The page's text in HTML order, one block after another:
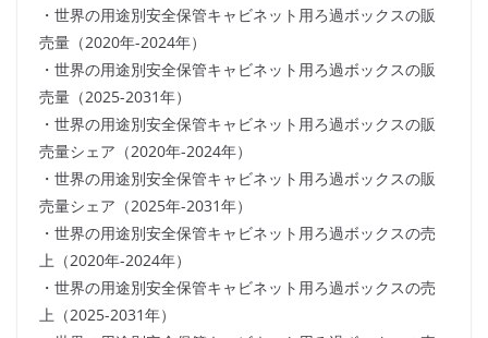
・世界の用途別安全保管キャビネット用ろ過ボックスの販
売量（2020年-2024年）
・世界の用途別安全保管キャビネット用ろ過ボックスの販
売量（2025-2031年）
・世界の用途別安全保管キャビネット用ろ過ボックスの販
売量シェア（2020年-2024年）
・世界の用途別安全保管キャビネット用ろ過ボックスの販
売量シェア（2025年-2031年）
・世界の用途別安全保管キャビネット用ろ過ボックスの売
上（2020年-2024年）
・世界の用途別安全保管キャビネット用ろ過ボックスの売
上（2025-2031年）